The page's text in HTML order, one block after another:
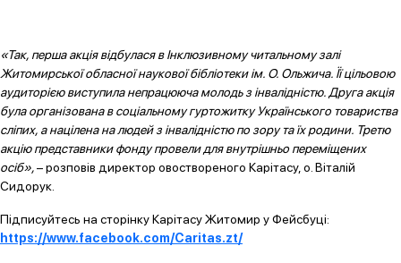
«Так, перша акція відбулася в Інклюзивному читальному залі
Житомирської обласної наукової бібліотеки ім. О. Ольжича. Її цільовою
аудиторією виступила непрацююча молодь з інвалідністю. Друга акція
була організована в соціальному гуртожитку Українського товариства
сліпих, а націлена на людей з інвалідністю по зору та їх родини. Третю
акцію представники фонду провели для внутрішньо переміщених
осіб»,– розповів директор овоствореного Карітасу, о. Віталій
Сидорук.
Підписуйтесь на сторінку Карітасу Житомир у Фейсбуці:
https://www.facebook.com/Caritas.zt/